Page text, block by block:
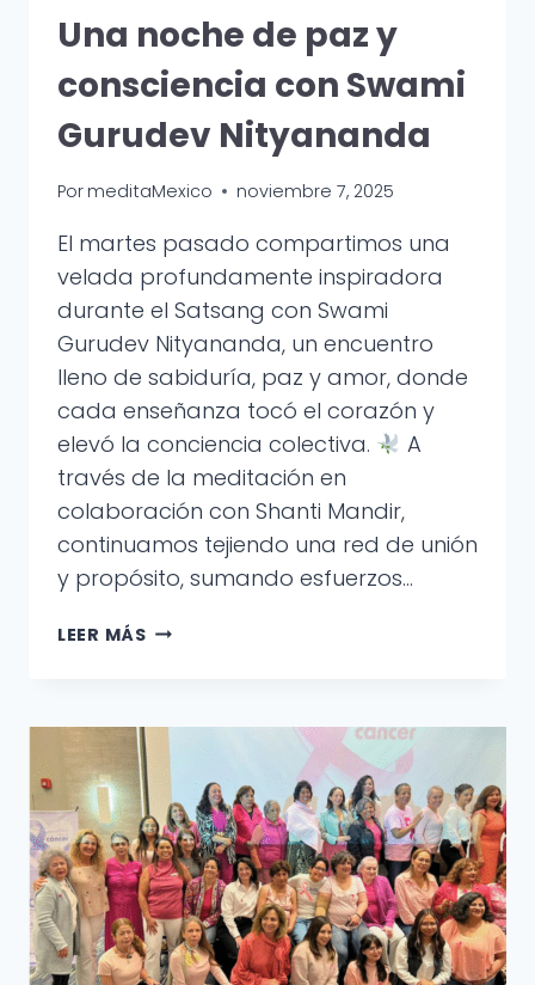
Una noche de paz y
consciencia con Swami
Gurudev Nityananda
Por meditaMexico noviembre 7, 2025
El martes pasado compartimos una
velada profundamente inspiradora
durante el Satsang con Swami
Gurudev Nityananda, un encuentro
lleno de sabiduría, paz y amor, donde
cada enseñanza tocó el corazón y
elevó la conciencia colectiva.
A
través de la meditación en
colaboración con Shanti Mandir,
continuamos tejiendo una red de unión
y propósito, sumando esfuerzos…
LEER MÁSUNA
Y
CONSCIENCIA
CON
SWAMI
GURUDEV
NITYANANDA